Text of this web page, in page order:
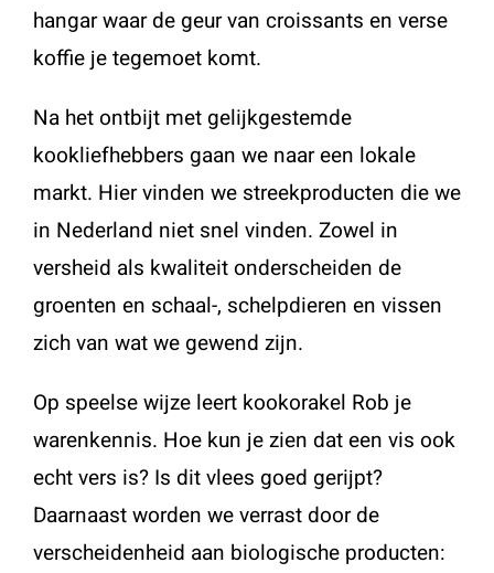
hangar waar de geur van croissants en verse
koffie je tegemoet komt.
Na het ontbijt met gelijkgestemde
kookliefhebbers gaan we naar een lokale
markt. Hier vinden we streekproducten die we
in Nederland niet snel vinden. Zowel in
versheid als kwaliteit onderscheiden de
groenten en schaal-, schelpdieren en vissen
zich van wat we gewend zijn.
Op speelse wijze leert kookorakel Rob je
warenkennis. Hoe kun je zien dat een vis ook
echt vers is? Is dit vlees goed gerijpt?
Daarnaast worden we verrast door de
verscheidenheid aan biologische producten: